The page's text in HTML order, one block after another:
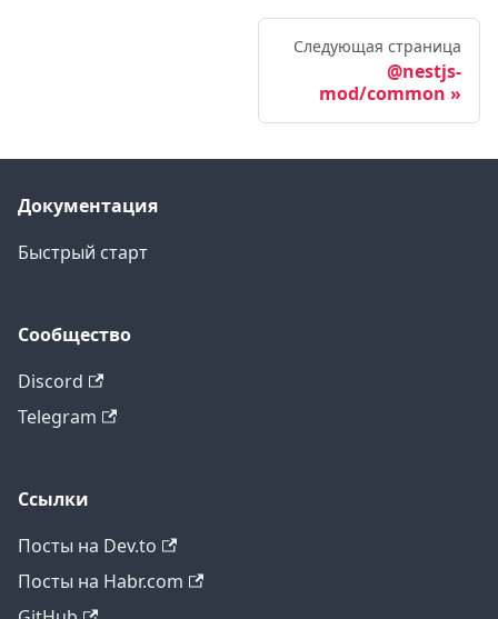
Следующая страница
@nestjs-
mod/common
Документация
Быстрый старт
Сообщество
Discord
Telegram
Ссылки
Посты на Dev.to
Посты на Habr.com